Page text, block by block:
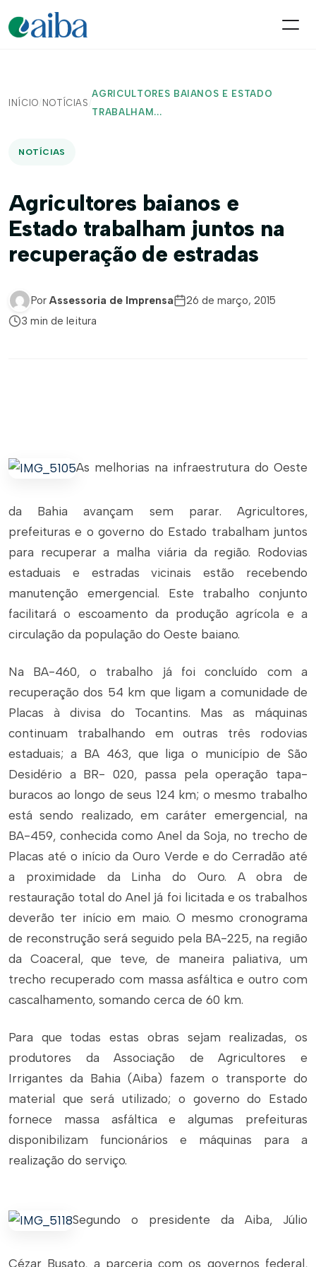
INÍCIO/ NOTÍCIAS /
AGRICULTORES BAIANOS E ESTADO
TRABALHAM...
NOTÍCIAS
Agricultores baianos e
Estado trabalham juntos na
recuperação de estradas
Por Assessoria de Imprensa
26 de março, 2015
3 min de leitura
As melhorias na infraestrutura do Oeste
da Bahia avançam sem parar. Agricultores,
prefeituras e o governo do Estado trabalham juntos
para recuperar a malha viária da região. Rodovias
estaduais e estradas vicinais estão recebendo
manutenção emergencial. Este trabalho conjunto
facilitará o escoamento da produção agrícola e a
circulação da população do Oeste baiano.
Na BA-460, o trabalho já foi concluído com a
recuperação dos 54 km que ligam a comunidade de
Placas à divisa do Tocantins. Mas as máquinas
continuam trabalhando em outras três rodovias
estaduais; a BA 463, que liga o município de São
Desidério a BR- 020, passa pela operação tapa-
buracos ao longo de seus 124 km; o mesmo trabalho
está sendo realizado, em caráter emergencial, na
BA-459, conhecida como Anel da Soja, no trecho de
Placas até o início da Ouro Verde e do Cerradão até
a proximidade da Linha do Ouro. A obra de
restauração total do Anel já foi licitada e os trabalhos
deverão ter início em maio. O mesmo cronograma
de reconstrução será seguido pela BA-225, na região
da Coaceral, que teve, de maneira paliativa, um
trecho recuperado com massa asfáltica e outro com
cascalhamento, somando cerca de 60 km.
Para que todas estas obras sejam realizadas, os
produtores da Associação de Agricultores e
Irrigantes da Bahia (Aiba) fazem o transporte do
material que será utilizado; o governo do Estado
fornece massa asfáltica e algumas prefeituras
disponibilizam funcionários e máquinas para a
realização do serviço.
Segundo o presidente da Aiba, Júlio
Cézar Busato, a parceria com os governos federal,